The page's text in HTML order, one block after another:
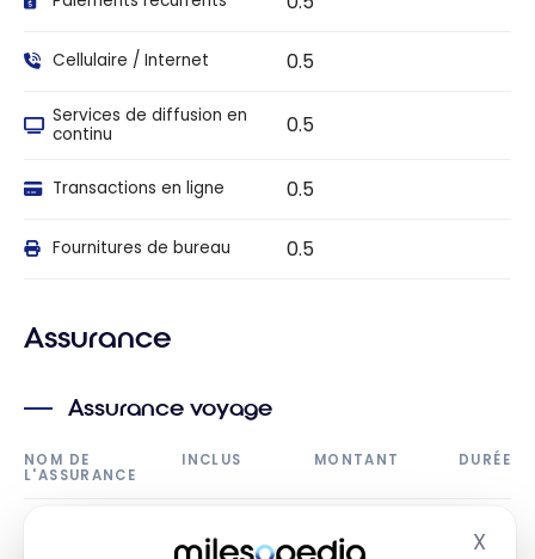
X
Cellulaire / Internet 0.5
Services de diffusion en
continu
0.5
Transactions en ligne 0.5
Fournitures de bureau 0.5
Assurance
Assurance voyage
NOM DE
L'ASSURANCE
INCLUS MONTANT DURÉE